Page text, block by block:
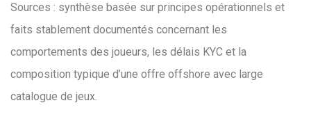
Sources : synthèse basée sur principes opérationnels et
faits stablement documentés concernant les
comportements des joueurs, les délais KYC et la
composition typique d’une offre offshore avec large
catalogue de jeux.